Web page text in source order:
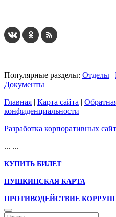
Популярные разделы: Отделы |
Документы
Главная | Карта сайта |
конфиденциальности
Разработка корпоративных
... ...
КУПИТЬ БИЛЕТ
ПУШКИНСКАЯ КАРТА
ПРОТИВОДЕЙСТВИЕ